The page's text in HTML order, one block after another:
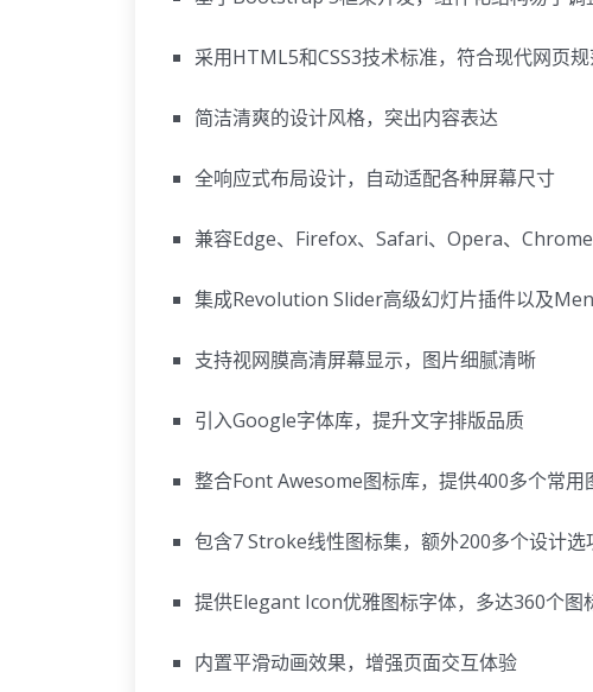
采用HTML5和CSS3技术标准，符合现代网页
简洁清爽的设计风格，突出内容表达
全响应式布局设计，自动适配各种屏幕尺寸
兼容Edge、Firefox、Safari、Opera、
集成Revolution Slider高级幻灯片插件以及
支持视网膜高清屏幕显示，图片细腻清晰
引入Google字体库，提升文字排版品质
整合Font Awesome图标库，提供400多个常用
包含7 Stroke线性图标集，额外200多个设计选
提供Elegant Icon优雅图标字体，多达360个图
内置平滑动画效果，增强页面交互体验